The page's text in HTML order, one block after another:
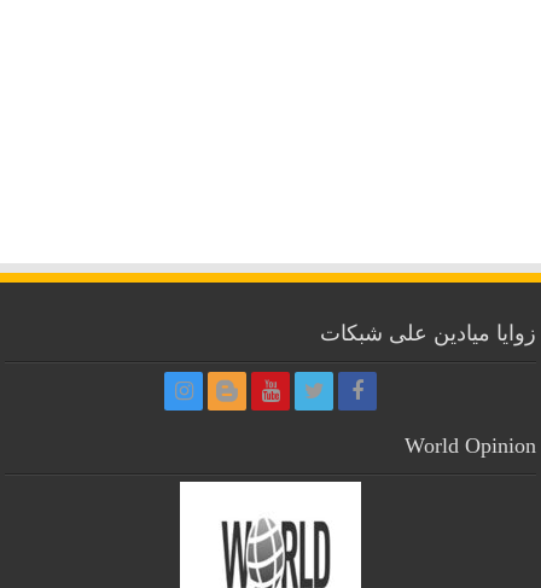
زوايا ميادين على شبكات
World Opinion